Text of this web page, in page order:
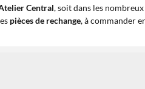
Central, soit dans les nombreux
pièces de rechange, à commander